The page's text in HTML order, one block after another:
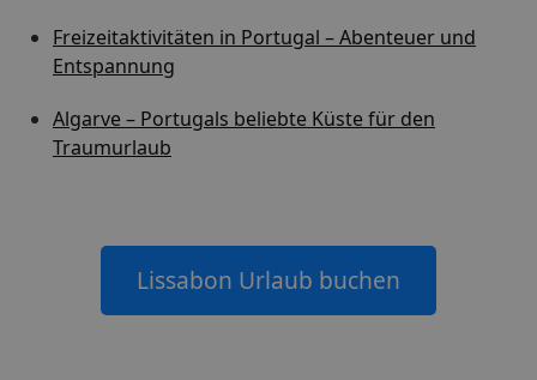
Freizeitaktivitäten in Portugal – Abenteuer und
Entspannung
Algarve – Portugals beliebte Küste für den
Traumurlaub
Lissabon Urlaub buchen